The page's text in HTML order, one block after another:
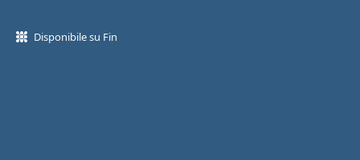
Disponibile su Fin